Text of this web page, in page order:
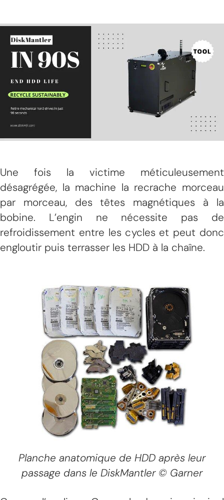
Une fois la victime méticuleusement
désagrégée, la machine la recrache morceau
par morceau, des têtes magnétiques à la
bobine. L’engin ne nécessite pas de
refroidissement entre les cycles et peut donc
engloutir puis terrasser les HDD à la chaîne.
Planche anatomique de HDD après leur
passage dans le DiskMantler © Garner